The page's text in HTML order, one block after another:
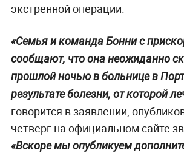
экстренной операции.
«Семья и команда Бонни с
сообщают, что она неожиданно
прошлой ночью в больнице в
результате болезни, от которой
говорится в заявлении,
четверг на официальном сайте
«Вскоре мы опубликуем